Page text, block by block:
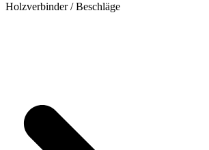
Holzverbinder / Beschläge